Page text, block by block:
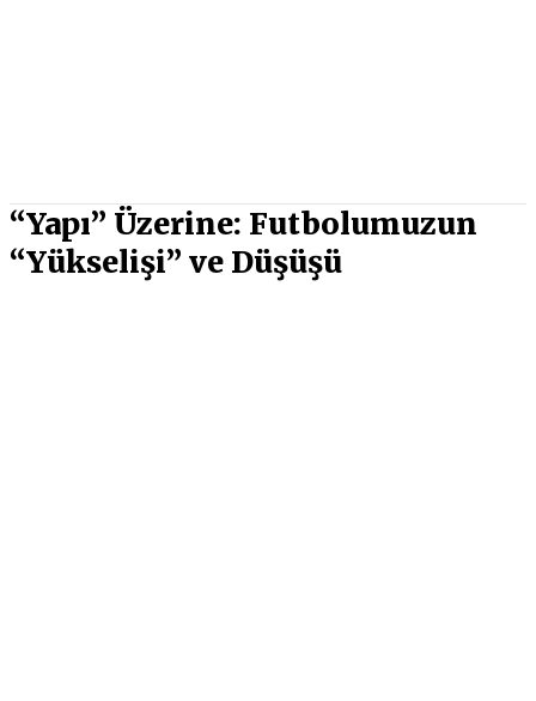
“Yapı” Üzerine: Futbolumuzun
“Yükselişi” ve Düşüşü